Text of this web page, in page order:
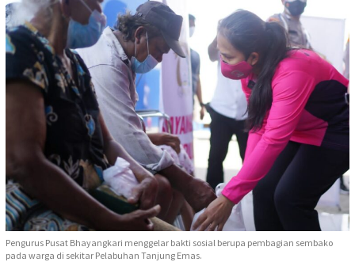
Pengurus Pusat Bhayangkari menggelar bakti sosial berupa pembagian sembako
pada warga di sekitar Pelabuhan Tanjung Emas.